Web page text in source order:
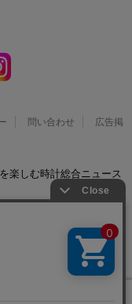
問い合わせ
広告掲
楽しむ時計総合ニュース